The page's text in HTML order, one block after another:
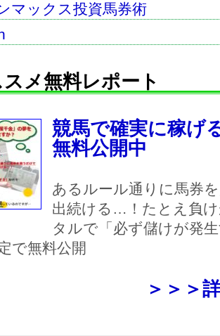
マックス投資馬券術
メ無料レポート
競馬で確実に稼げ
無料公開中
あるルール通りに馬券
出続ける…！たとえ負
タルで「必ず儲けが発
で無料公開
＞＞＞